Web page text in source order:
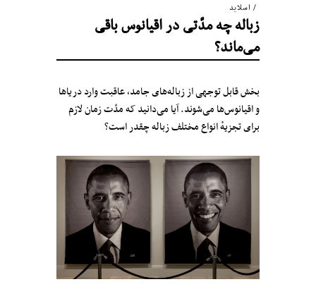
اسلاید
زباله‌ چه مدّتی در اقیانوس باقی
می‌ماند؟
بخش قابل توجهی از زباله‌های جامد، عاقبت وارد دریاها
و اقیانوس‌ها می‌شوند. آیا می‌دانید که مدّت زمان لازم
برای تجزیهٔ انواع مختلف زباله چقدر است؟